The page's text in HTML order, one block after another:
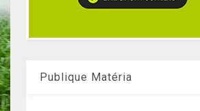
Publique Matéria